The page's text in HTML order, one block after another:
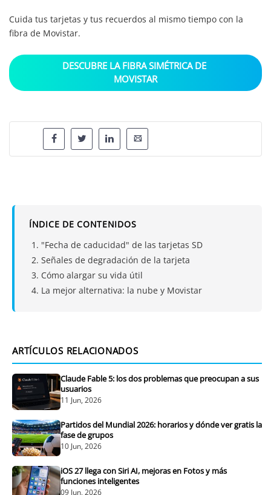
Cuida tus tarjetas y tus recuerdos al mismo tiempo con la
fibra de Movistar.
DESCUBRE LA FIBRA SIMÉTRICA DE
MOVISTAR
ÍNDICE DE CONTENIDOS
"Fecha de caducidad" de las tarjetas SD
Señales de degradación de la tarjeta
Cómo alargar su vida útil
La mejor alternativa: la nube y Movistar
ARTÍCULOS RELACIONADOS
Claude Fable 5: los dos problemas que preocupan a sus
usuarios
11 Jun, 2026
Partidos del Mundial 2026: horarios y dónde ver gratis la
fase de grupos
10 Jun, 2026
iOS 27 llega con Siri AI, mejoras en Fotos y más
funciones inteligentes
09 Jun, 2026